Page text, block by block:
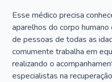
Esse médico precisa
aparelhos do corpo
de pessoas de todas as
comumente trabalha em
realizando o
especialistas na